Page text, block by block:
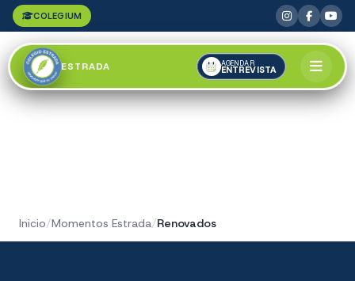
COLEGIUM
ESTRADA AGENDAR
ENTREVISTA
Inicio/Momentos Estrada/Renovados